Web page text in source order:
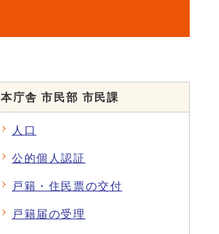
本庁舎 市民部 市民課
人口
公的個人認証
戸籍・住民票の交付
戸籍届の受理